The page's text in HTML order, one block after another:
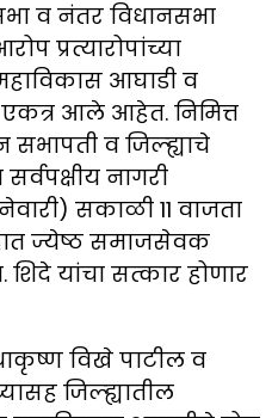
व नंतर विधानसभा
प्रत्यारोपांच्या
आघाडी व
आले आहेत. निमित्त
व जिल्ह्याचे
सर्वपक्षीय नागरी
सकाळी 11 वाजता
ज्येष्ठ समाजसेवक
शिदे यांचा सत्कार होणार
विखे पाटील व
जिल्ह्यातील